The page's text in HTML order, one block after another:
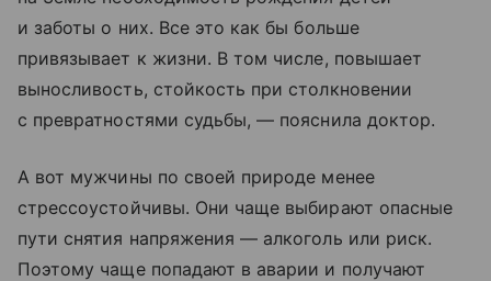
и заботы о них. Все это как бы больше
привязывает к жизни. В том числе, повышает
выносливость, стойкость при столкновении
с превратностями судьбы, — пояснила доктор.
А вот мужчины по своей природе менее
стрессоустойчивы. Они чаще выбирают опасные
пути снятия напряжения — алкоголь или риск.
Поэтому чаще попадают в аварии и получают